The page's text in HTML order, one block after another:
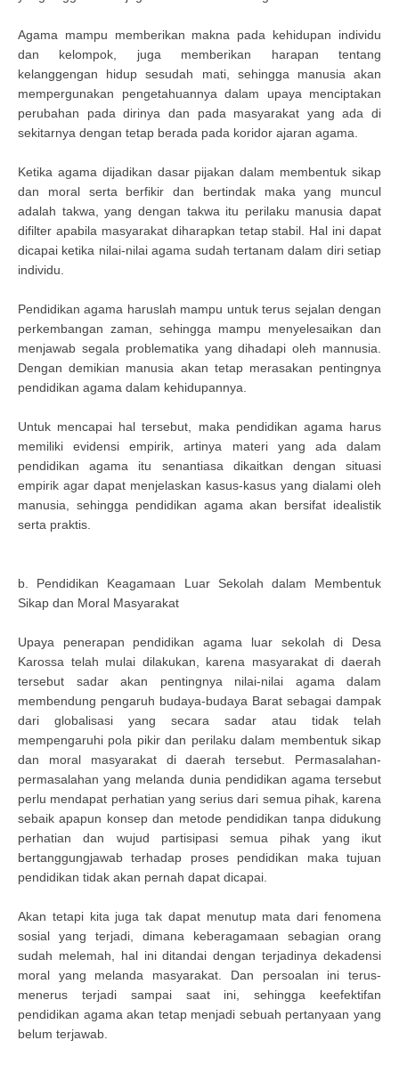
Agama mampu memberikan makna pada kehidupan individu
dan kelompok, juga memberikan harapan tentang
kelanggengan hidup sesudah mati, sehingga manusia akan
mempergunakan pengetahuannya dalam upaya menciptakan
perubahan pada dirinya dan pada masyarakat yang ada di
sekitarnya dengan tetap berada pada koridor ajaran agama.
Ketika agama dijadikan dasar pijakan dalam membentuk sikap
dan moral serta berfikir dan bertindak maka yang muncul
adalah takwa, yang dengan takwa itu perilaku manusia dapat
difilter apabila masyarakat diharapkan tetap stabil. Hal ini dapat
dicapai ketika nilai-nilai agama sudah tertanam dalam diri setiap
individu.
Pendidikan agama haruslah mampu untuk terus sejalan dengan
perkembangan zaman, sehingga mampu menyelesaikan dan
menjawab segala problematika yang dihadapi oleh mannusia.
Dengan demikian manusia akan tetap merasakan pentingnya
pendidikan agama dalam kehidupannya.
Untuk mencapai hal tersebut, maka pendidikan agama harus
memiliki evidensi empirik, artinya materi yang ada dalam
pendidikan agama itu senantiasa dikaitkan dengan situasi
empirik agar dapat menjelaskan kasus-kasus yang dialami oleh
manusia, sehingga pendidikan agama akan bersifat idealistik
serta praktis.
b. Pendidikan Keagamaan Luar Sekolah dalam Membentuk
Sikap dan Moral Masyarakat
Upaya penerapan pendidikan agama luar sekolah di Desa
Karossa telah mulai dilakukan, karena masyarakat di daerah
tersebut sadar akan pentingnya nilai-nilai agama dalam
membendung pengaruh budaya-budaya Barat sebagai dampak
dari globalisasi yang secara sadar atau tidak telah
mempengaruhi pola pikir dan perilaku dalam membentuk sikap
dan moral masyarakat di daerah tersebut. Permasalahan-
permasalahan yang melanda dunia pendidikan agama tersebut
perlu mendapat perhatian yang serius dari semua pihak, karena
sebaik apapun konsep dan metode pendidikan tanpa didukung
perhatian dan wujud partisipasi semua pihak yang ikut
bertanggungjawab terhadap proses pendidikan maka tujuan
pendidikan tidak akan pernah dapat dicapai.
Akan tetapi kita juga tak dapat menutup mata dari fenomena
sosial yang terjadi, dimana keberagamaan sebagian orang
sudah melemah, hal ini ditandai dengan terjadinya dekadensi
moral yang melanda masyarakat. Dan persoalan ini terus-
menerus terjadi sampai saat ini, sehingga keefektifan
pendidikan agama akan tetap menjadi sebuah pertanyaan yang
belum terjawab.